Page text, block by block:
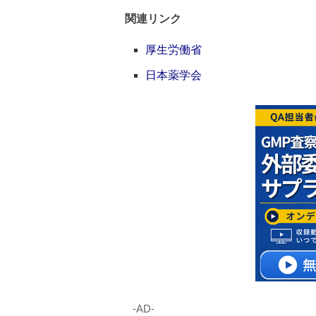
関連リンク
厚生労働省
日本薬学会
‐AD‐